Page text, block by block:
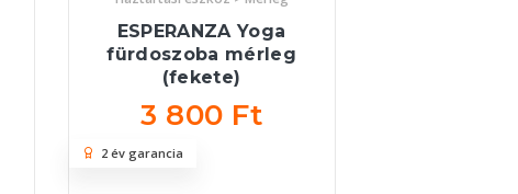
ESPERANZA Yoga
fürdoszoba mérleg
(fekete)
3 800 Ft
2 év garancia